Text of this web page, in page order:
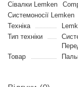
Сівалки Lemken
Системоносії Lemken
Техніка
Тип техніки
Товар